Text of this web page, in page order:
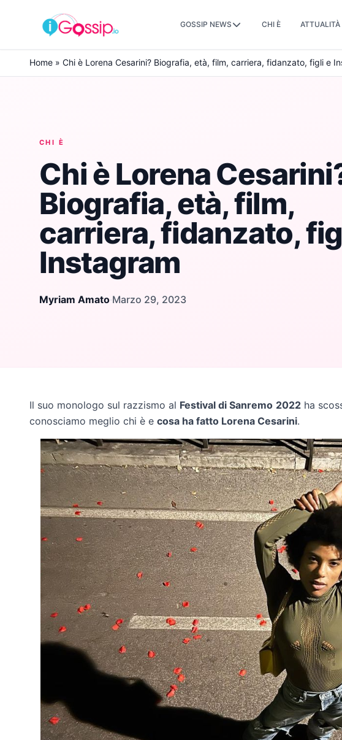
Skip to content
GOSSIP NEWS CHI È ATTUALITÀ
Home » Chi è Lorena Cesarini? Biografia, età, film, carriera, fidanzato, figli e
CHI È
Chi è Lorena
Biografia, età, film,
carriera, fidanzato,
Instagram
Myriam Amato·Marzo 29, 2023
Il suo monologo sul razzismo al Festival di Sanremo 2022 ha
conosciamo meglio chi è e cosa ha fatto Lorena Cesarini.